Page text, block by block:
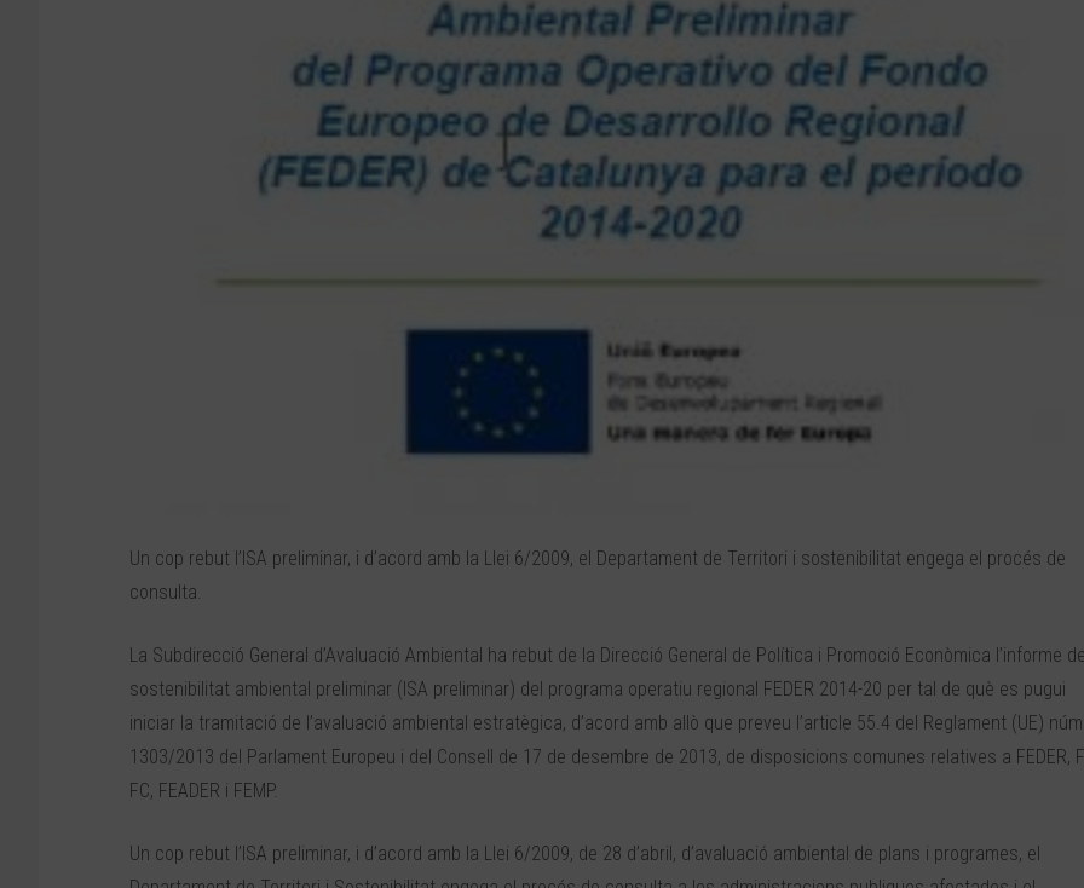
Un cop rebut l’ISA preliminar, i d’acord amb la Llei 6/2009, el Departament de Territori i sostenibilitat engega el procés de
consulta.
La Subdirecció General d’Avaluació Ambiental ha rebut de la Direcció General de Política i Promoció Econòmica l’informe
sostenibilitat ambiental preliminar (ISA preliminar) del programa operatiu regional FEDER 2014-20 per tal de què es pugui
iniciar la tramitació de l’avaluació ambiental estratègica, d’acord amb allò que preveu l’article 55.4 del Reglament (UE)
1303/2013 del Parlament Europeu i del Consell de 17 de desembre de 2013, de disposicions comunes relatives a FEDER,
FC, FEADER i FEMP.
Un cop rebut l’ISA preliminar, i d’acord amb la Llei 6/2009, de 28 d’abril, d’avaluació ambiental de plans i programes, el